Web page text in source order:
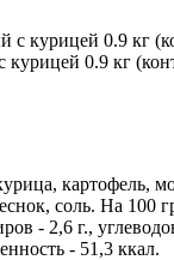
0.9 кг
картофель,
соль. На 100
- 2,6 г.,
- 51,3 ккал.